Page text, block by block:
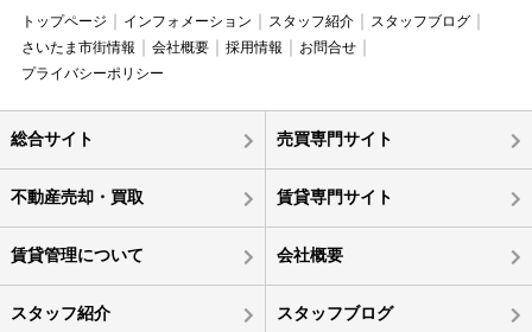
トップページ インフォメーション スタッフ紹介
スタッフブログ
さいたま市街情報
会社概要 採用情報
お問合せ
プライバシーポリシー
総合サイト 売買専門サイト
不動産売却・買取 賃貸専門サイト
賃貸管理について 会社概要
スタッフ紹介 スタッフブログ